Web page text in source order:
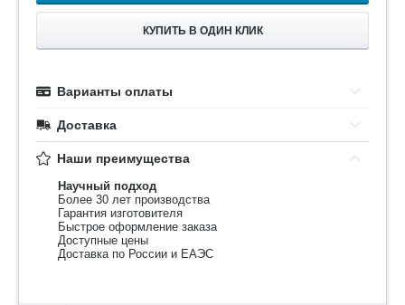
КУПИТЬ В ОДИН КЛИК
Варианты оплаты
Доставка
Наши преимущества
Научный подход
Более 30 лет производства
Гарантия изготовителя
Быстрое оформление заказа
Доступные цены
Доставка по России и ЕАЭС